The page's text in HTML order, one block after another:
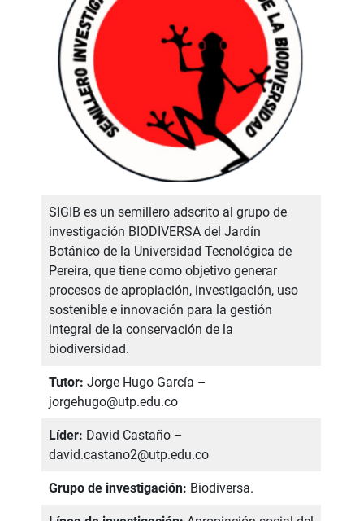
SIGIB es un semillero adscrito al grupo de
investigación BIODIVERSA del Jardín
Botánico de la Universidad Tecnológica de
Pereira, que tiene como objetivo generar
procesos de apropiación, investigación, uso
sostenible e innovación para la gestión
integral de la conservación de la
biodiversidad.
Tutor:Jorge Hugo García –
jorgehugo@utp.edu.co
Líder: David Castaño –
david.castano2@utp.edu.co
Grupo de investigación: Biodiversa.